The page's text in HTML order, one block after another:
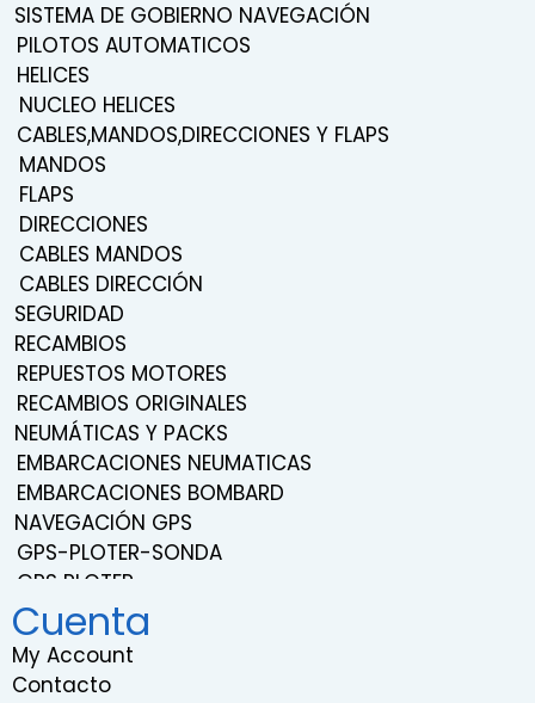
SISTEMA DE GOBIERNO NAVEGACIÓN
PILOTOS AUTOMATICOS
HELICES
NUCLEO HELICES
CABLES,MANDOS,DIRECCIONES Y FLAPS
MANDOS
FLAPS
DIRECCIONES
CABLES MANDOS
CABLES DIRECCIÓN
SEGURIDAD
RECAMBIOS
REPUESTOS MOTORES
RECAMBIOS ORIGINALES
NEUMÁTICAS Y PACKS
EMBARCACIONES NEUMATICAS
EMBARCACIONES BOMBARD
NAVEGACIÓN GPS
GPS-PLOTER-SONDA
GPS PLOTER
NAVEGACIÓN
TRANSDUCTORES
SONDAS
Cuenta
My Account
Contacto